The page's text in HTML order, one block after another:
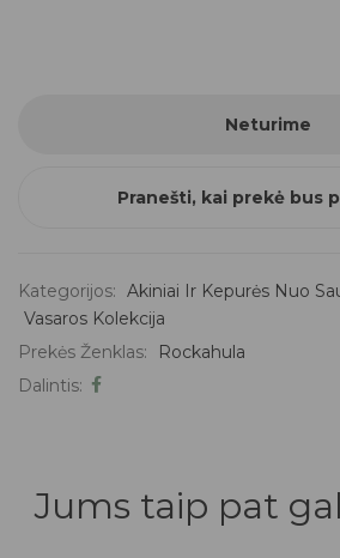
Neturime
Pranešti, kai prekė bus
Kategorijos: Akiniai Ir Kepurės Nuo
Vasaros Kolekcija
Prekės Ženklas:
Rockahula
Dalintis:
Jums taip pat